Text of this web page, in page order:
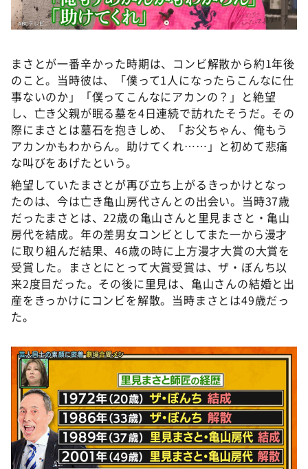
まさとが一番辛かった時期は、コンビ解散から約1年後
のこと。当時彼は、「僕って1人になったらこんなに仕
事ないのか」「僕ってこんなにアカンの？」と絶望
し、亡き父親が眠る墓を4日連続で訪れたそうだ。その
際にまさとは墓石を抱きしめ、「お父ちゃん、俺もう
アカンかもわからん。助けてくれ……」と初めて悲痛
な叫びをあげたという。
絶望していたまさとが再び立ち上がるきっかけとなっ
たのは、今は亡き亀山房代さんとの出会い。当時37歳
だったまさとは、22歳の亀山さんと里見まさと・亀山
房代を結成。年の差男女コンビとしてまた一から漫才
に取り組んだ結果、46歳の時に上方漫才大賞の大賞を
受賞した。まさとにとって大賞受賞は、ザ・ぼんち以
来2度目だった。その後に里見は、亀山さんの結婚と出
産をきっかけにコンビを解散。当時まさとは49歳だっ
た。